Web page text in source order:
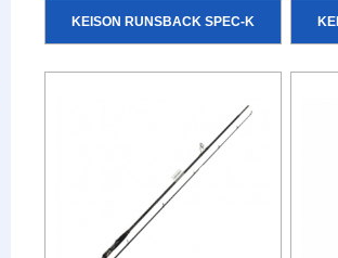
KEISON RUNSBACK SPEC-K